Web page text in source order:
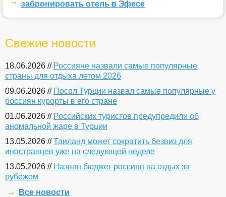
забронировать отель в Эфесе
Свежие новости
18.06.2026 // Россияне назвали самые популярные
страны для отдыха летом 2026
09.06.2026 // Посол Турции назвал самые популярные у
россиян курорты в его стране
01.06.2026 // Российских туристов предупредили об
аномальной жаре в Турции
13.05.2026 //Таиланд может сократить безвиз для
иностранцев уже на следующей неделе
13.05.2026 // Назван бюджет россиян на отдых за
рубежом
Все новости